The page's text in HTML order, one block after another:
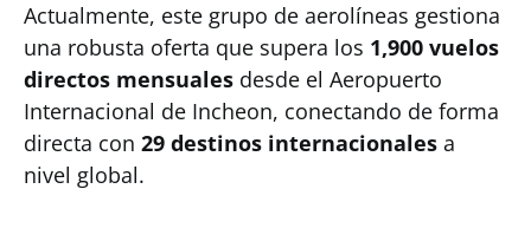
Actualmente, este grupo de aerolíneas gestiona
una robusta oferta que supera los 1,900 vuelos
directos mensuales desde el Aeropuerto
Internacional de Incheon, conectando de forma
directa con 29 destinos internacionales a
nivel global.